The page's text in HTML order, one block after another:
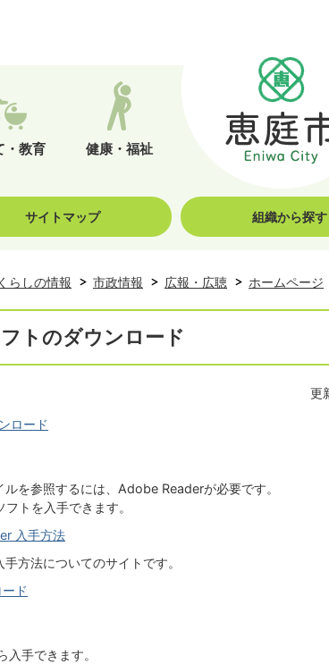
・教育 健康・福祉
サイトマップ 組織から探す
くらしの情報 市政情報 広報・広聴 ホームページ
トのダウンロード
更
ロード
を参照するには、 Adobe Readerが必要です。
トを入手できます。
入手方法
手方法についてのサイトです。
ド
入手できます。